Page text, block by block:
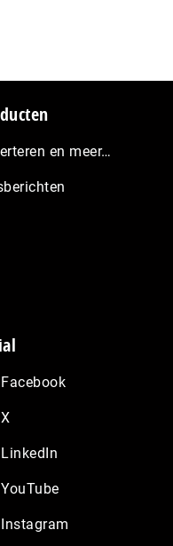
en meer…
Facebook
X
LinkedIn
YouTube
Instagram